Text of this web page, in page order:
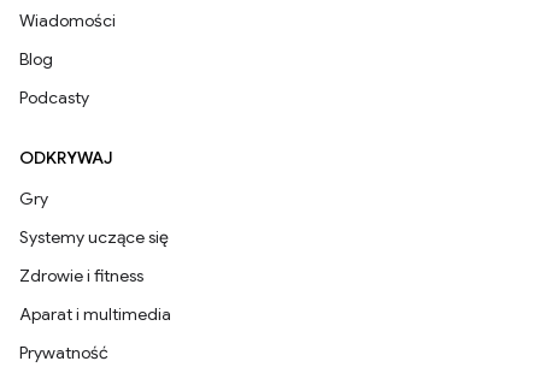
Wiadomości
Blog
Podcasty
ODKRYWAJ
Gry
Systemy uczące się
Zdrowie i fitness
Aparat i multimedia
Prywatność